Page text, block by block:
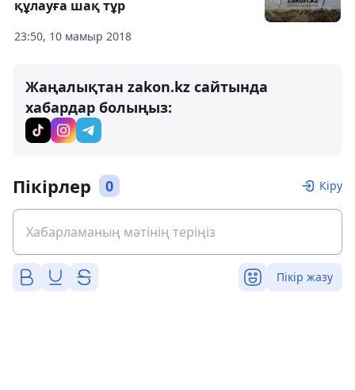
23:50, 10 мамыр 2018
құлауға шақ тұр
Жаңалықтан zakon.kz сайтында
хабардар болыңыз:
Пікірлер 0 Кіру
Пікір жазу